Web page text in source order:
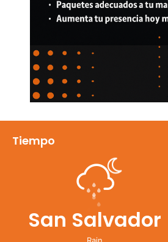
Tiempo
San Salvador